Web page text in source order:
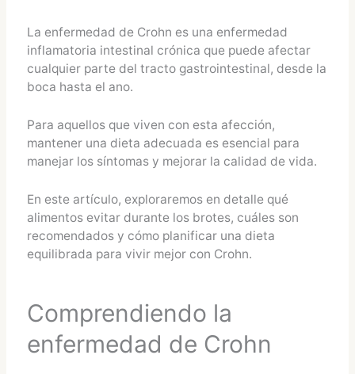
La enfermedad de Crohn es una enfermedad
inflamatoria intestinal crónica que puede afectar
cualquier parte del tracto gastrointestinal, desde la
boca hasta el ano.
Para aquellos que viven con esta afección,
mantener una dieta adecuada es esencial para
manejar los síntomas y mejorar la calidad de vida.
En este artículo, exploraremos en detalle qué
alimentos evitar durante los brotes, cuáles son
recomendados y cómo planificar una dieta
equilibrada para vivir mejor con Crohn.
Comprendiendo la
enfermedad de Crohn